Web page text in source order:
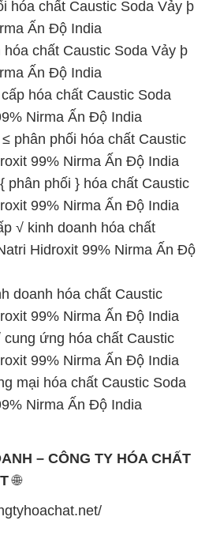
hóa chất Caustic Soda Vảy þ
Ấn Độ India
chất Caustic Soda Vảy þ
Ấn Độ India
hóa chất Caustic Soda
Nirma Ấn Độ India
phân phối hóa chất Caustic
99% Nirma Ấn Độ India
phân phối } hóa chất Caustic
99% Nirma Ấn Độ India
√ kinh doanh hóa chất
Hidroxit 99% Nirma Ấn Độ
doanh hóa chất Caustic
99% Nirma Ấn Độ India
ứng hóa chất Caustic
99% Nirma Ấn Độ India
mại hóa chất Caustic Soda
Nirma Ấn Độ India
– CÔNG TY HÓA CHẤT
🌐